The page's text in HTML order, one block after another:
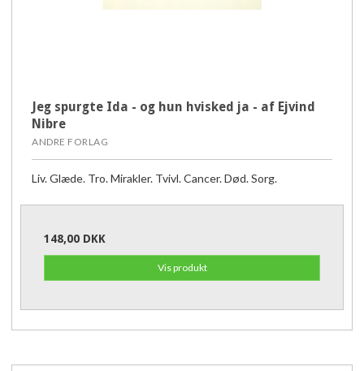
Jeg spurgte Ida - og hun hvisked ja - af Ejvind
Nibre
ANDRE FORLAG
Liv. Glæde. Tro. Mirakler. Tvivl. Cancer. Død. Sorg.
148,00 DKK
Vis produkt